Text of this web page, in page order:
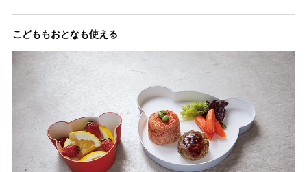
こどももおとなも使える